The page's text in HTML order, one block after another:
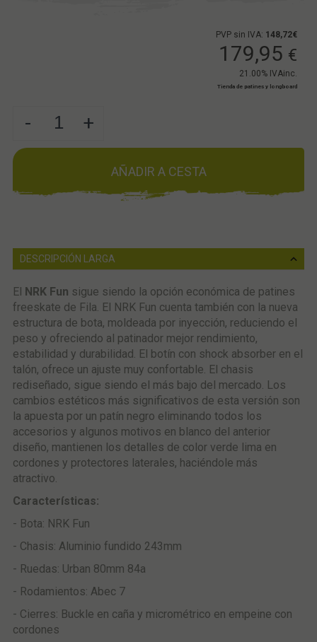
PVP sin IVA: 148,72€
179,95 €
21.00% IVAinc.
Tienda de patines y longboard
- +
AÑADIR A CESTA
DESCRIPCIÓN LARGA
El NRK Fun sigue siendo la opción económica de patines
freeskate de Fila. El NRK Fun cuenta también con la nueva
estructura de bota, moldeada por inyección, reduciendo el
peso y ofreciendo al patinador mejor rendimiento,
estabilidad y durabilidad. El botín con shock absorber en el
talón, ofrece un ajuste muy confortable. El chasis
rediseñado, sigue siendo el más bajo del mercado. Los
cambios estéticos más significativos de esta versión son
la apuesta por un patín negro eliminando todos los
accesorios y algunos motivos en blanco del anterior
diseño, mantienen los detalles de color verde lima en
cordones y protectores laterales, haciéndole más
atractivo.
Características:
- Bota: NRK Fun
- Chasis: Aluminio fundido 243mm
- Ruedas: Urban 80mm 84a
- Rodamientos: Abec 7
- Cierres: Buckle en caña y micrométrico en empeine con
cordones